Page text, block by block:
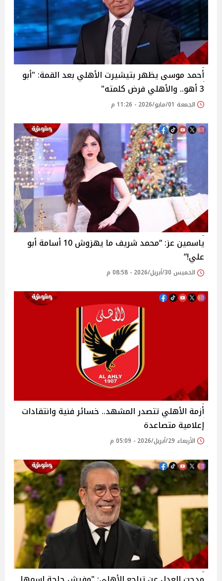
أحمد موسى يظهر بتيشيرت الأهلي بعد القمة: "أبو
3 أهو.. والأهلي فرض كلمته"
الجمعة 01/مايو/2026 - 11:26 م
ياسمين عز: “محمد شريف ما يهزوش 10 أسامة أبو
علي!”
الخميس 30/أبريل/2026 - 08:58 م
أزمة الأهلي تتصدر المشهد.. خسائر فنية وانتقادات
إعلامية متصاعدة
الأربعاء 29/أبريل/2026 - 05:09 م